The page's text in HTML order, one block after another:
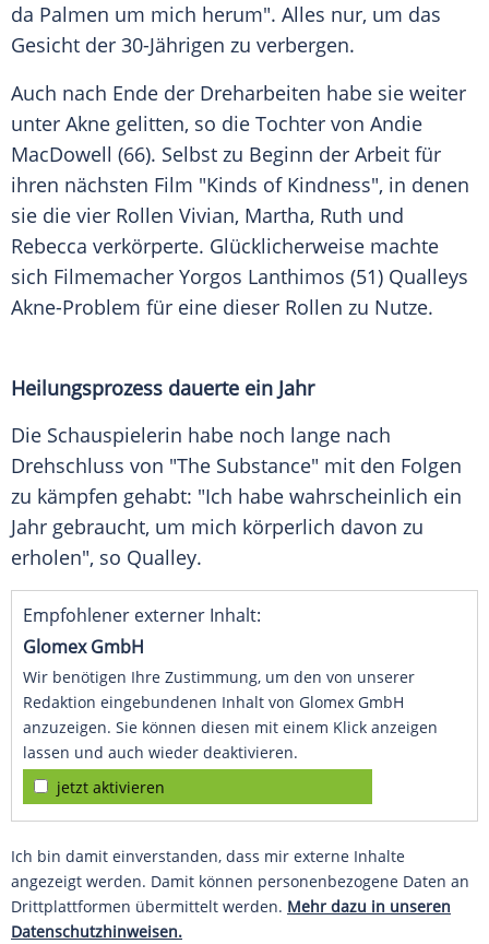
da Palmen um mich herum". Alles nur, um das
Gesicht der 30-Jährigen zu verbergen.
Auch nach Ende der Dreharbeiten habe sie weiter
unter Akne gelitten, so die Tochter von Andie
MacDowell (66). Selbst zu Beginn der Arbeit für
ihren nächsten Film "Kinds of Kindness", in denen
sie die vier Rollen Vivian, Martha, Ruth und
Rebecca verkörperte. Glücklicherweise machte
sich Filmemacher Yorgos Lanthimos (51) Qualleys
Akne-Problem für eine dieser Rollen zu Nutze.
Heilungsprozess dauerte ein Jahr
Die Schauspielerin habe noch lange nach
Drehschluss von "The Substance" mit den Folgen
zu kämpfen gehabt: "Ich habe wahrscheinlich ein
Jahr gebraucht, um mich körperlich davon zu
erholen", so Qualley.
Empfohlener externer Inhalt:
Glomex GmbH
Wir benötigen Ihre Zustimmung, um den von unserer
Redaktion eingebundenen Inhalt von Glomex GmbH
anzuzeigen. Sie können diesen mit einem Klick anzeigen
lassen und auch wieder deaktivieren.
jetzt aktivieren
Ich bin damit einverstanden, dass mir externe Inhalte
angezeigt werden. Damit können personenbezogene Daten an
Drittplattformen übermittelt werden. Mehr dazu in unseren
Datenschutzhinweisen.